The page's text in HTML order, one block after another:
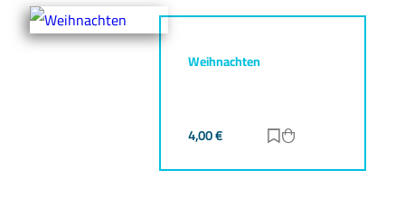
Weihnachten
4,00€ Zur Merkliste